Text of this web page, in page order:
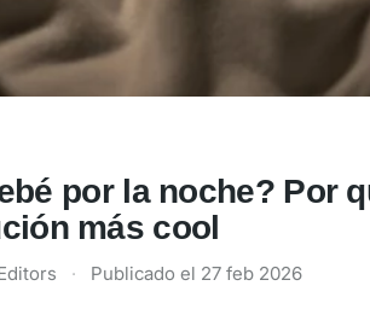
por la noche? Por
más cool
· Publicado el 27 feb 2026